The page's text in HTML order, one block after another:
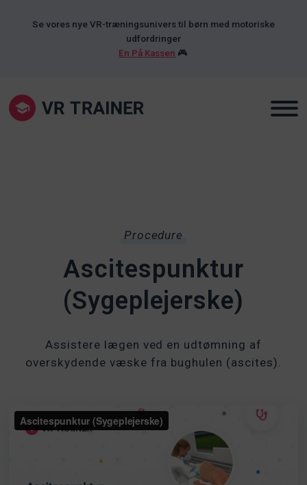
Se vores nye VR-træningsunivers til børn med motoriske
udfordringer
En På Kassen 🎮
Procedure
Ascitespunktur
(Sygeplejerske)
Assistere lægen ved en udtømning af
overskydende væske fra bughulen (ascites).